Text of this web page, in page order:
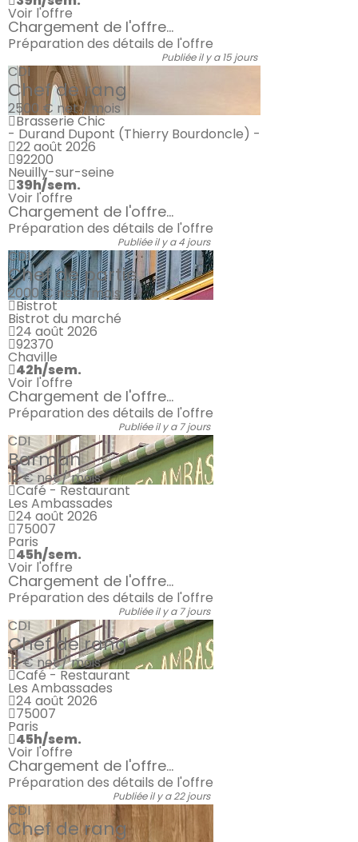
Voir l'offre
Chargement de l'offre...
Préparation des détails de l'offre
Publiée il y a 15 jours
CDI
Chef de rang
2500 € net / mois
Brasserie Chic
- Durand Dupont (Thierry Bourdoncle) -
22 août 2026
92200
Neuilly-sur-seine
39h/sem.
Voir l'offre
Chargement de l'offre...
Préparation des détails de l'offre
Publiée il y a 4 jours
CDI
Chef de partie
2000 €net / mois
Bistrot
Bistrot du marché
24 août 2026
92370
Chaville
42h/sem.
Voir l'offre
Chargement de l'offre...
Préparation des détails de l'offre
Publiée il y a 7 jours
CDI
Barman
12 €net / mois
Café - Restaurant
Les Ambassades
24 août 2026
75007
Paris
45h/sem.
Voir l'offre
Chargement de l'offre...
Préparation des détails de l'offre
Publiée il y a 7 jours
CDI
Chef de rang
13 €net / mois
Café - Restaurant
Les Ambassades
24 août 2026
75007
Paris
45h/sem.
Voir l'offre
Chargement de l'offre...
Préparation des détails de l'offre
Publiée il y a 22 jours
CDI
Chef de rang